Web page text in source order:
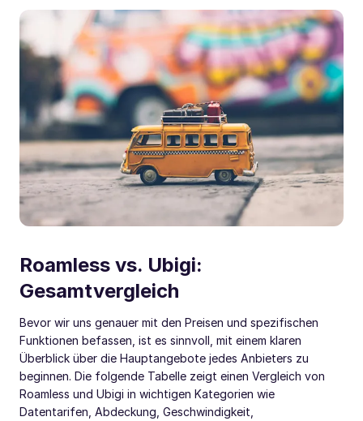
Roamless vs. Ubigi:
Gesamtvergleich
Bevor wir uns genauer mit den Preisen und spezifischen
Funktionen befassen, ist es sinnvoll, mit einem klaren
Überblick über die Hauptangebote jedes Anbieters zu
beginnen. Die folgende Tabelle zeigt einen Vergleich von
Roamless und Ubigi in wichtigen Kategorien wie
Datentarifen, Abdeckung, Geschwindigkeit,